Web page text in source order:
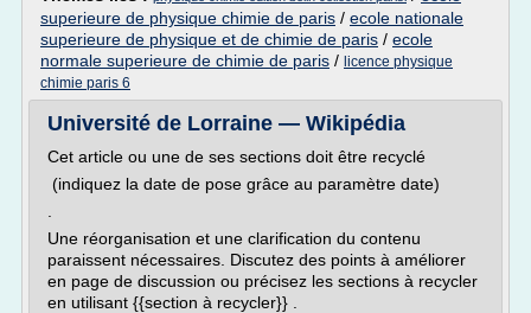
superieure de physique chimie de paris / ecole nationale
superieure de physique et de chimie de paris / ecole
normale superieure de chimie de paris / licence physique
chimie paris 6
Université de Lorraine — Wikipédia
Cet article ou une de ses sections doit être recyclé
(indiquez la date de pose grâce au paramètre date)
Une réorganisation et une clarification du contenu
paraissent nécessaires. Discutez des points à améliorer
en page de discussion ou précisez les sections à recycler
en utilisant {{section à recycler}} .